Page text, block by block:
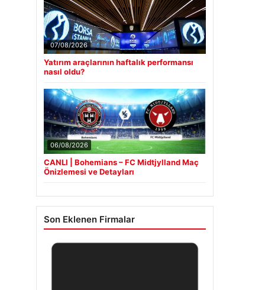
07/08/2026
Yatırım araçlarının haftalık performansı
nasıl oldu?
06/08/2026
CANLI | Bohemians – FC Midtjylland Maç
Önizlemesi ve Detayları
Son Eklenen Firmalar